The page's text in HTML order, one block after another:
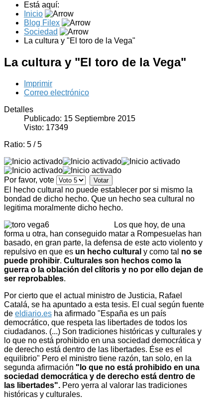
Está aquí:
Inicio
Blog Filex
Sociedad
La cultura y "El toro de la Vega"
La cultura y "El toro de la Vega"
Imprimir
Correo electrónico
Detalles
Publicado: 15 Septiembre 2015
Visto: 17349
Ratio: 5 /5
Por favor, vote
El hecho cultural no puede establecer por si mismo la
bondad de dicho hecho. Que un hecho sea cultural no
legitima moralmente dicho hecho.
Los que hoy, de una
forma u otra, han conseguido matar a Rompesuelas han
basado, en gran parte, la defensa de este acto violento y
repulsivo en que es un hecho cultural y como tal no se
puede prohibir. Culturales son hechos como la
guerra o la oblación del clítoris y no por ello dejan de
ser reprobables.
Por cierto que el actual ministro de Justicia, Rafael
Catalá, se ha apuntado a esta tesis. El cual según fuente
de eldiario.es ha afirmado "España es un país
democrático, que respeta las libertades de todos los
ciudadanos. (...) Son tradiciones históricas y culturales y
lo que no está prohibido en una sociedad democrática y
de derecho está dentro de las libertades. Ése es el
equilibrio" Pero el ministro tiene razón, tan solo, en la
segunda afirmación "lo que no está prohibido en una
sociedad democrática y de derecho está dentro de
las libertades". Pero yerra al valorar las tradiciones
históricas y culturales.